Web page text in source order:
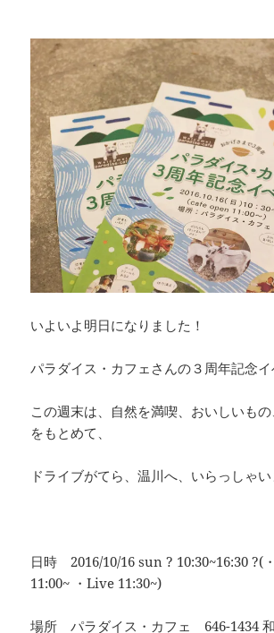
いよいよ明日になりました！
パラダイス・カフェさんの３周年記念イ
この週末は、自然を満喫、おいしいも
をもとめて、
ドライブがてら、温川へ、いらっしゃい
日時 2016/10/16 sun ? 10:30~16:30 ?(
11:00~ ・Live 11:30~)
場所 パラダイス・カフェ 646-1434